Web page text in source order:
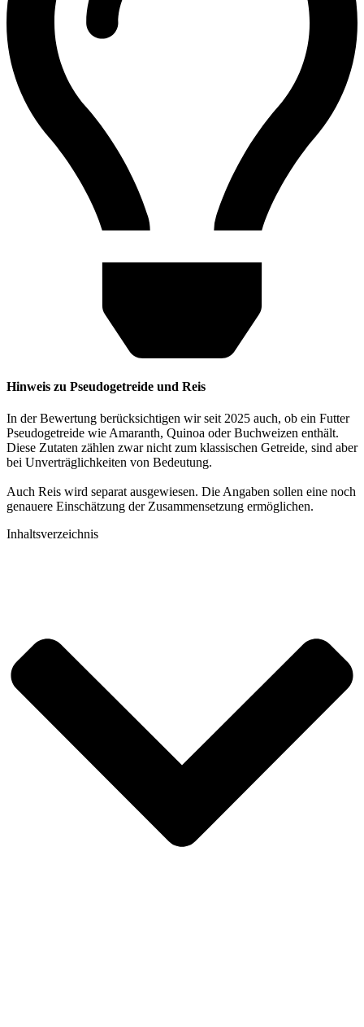
Hinweis zu Pseudogetreide und Reis
In der Bewertung berücksichtigen wir seit 2025 auch, ob ein Futter
Pseudogetreide wie Amaranth, Quinoa oder Buchweizen enthält.
Diese Zutaten zählen zwar nicht zum klassischen Getreide, sind aber
bei Unverträglichkeiten von Bedeutung.
Auch Reis wird separat ausgewiesen. Die Angaben sollen eine noch
genauere Einschätzung der Zusammensetzung ermöglichen.
Inhaltsverzeichnis​